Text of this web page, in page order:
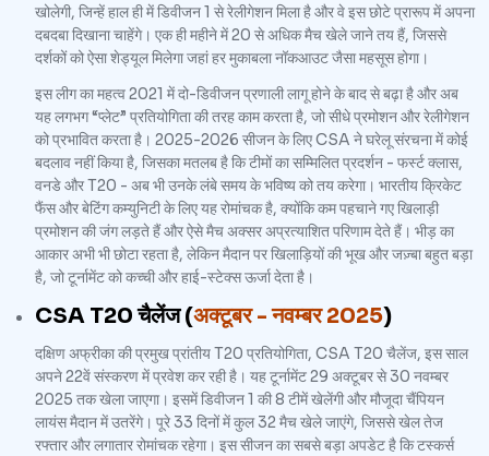
खोलेगी, जिन्हें हाल ही में डिवीजन 1 से रेलीगेशन मिला है और वे इस छोटे प्रारूप में अपना
दबदबा दिखाना चाहेंगे। एक ही महीने में 20 से अधिक मैच खेले जाने तय हैं, जिससे
दर्शकों को ऐसा शेड्यूल मिलेगा जहां हर मुकाबला नॉकआउट जैसा महसूस होगा।
इस लीग का महत्व 2021 में दो-डिवीजन प्रणाली लागू होने के बाद से बढ़ा है और अब
यह लगभग “प्लेट” प्रतियोगिता की तरह काम करता है, जो सीधे प्रमोशन और रेलीगेशन
को प्रभावित करता है। 2025-2026 सीजन के लिए CSA ने घरेलू संरचना में कोई
बदलाव नहीं किया है, जिसका मतलब है कि टीमों का सम्मिलित प्रदर्शन - फर्स्ट क्लास,
वनडे और T20 - अब भी उनके लंबे समय के भविष्य को तय करेगा। भारतीय क्रिकेट
फैंस और बेटिंग कम्युनिटी के लिए यह रोमांचक है, क्योंकि कम पहचाने गए खिलाड़ी
प्रमोशन की जंग लड़ते हैं और ऐसे मैच अक्सर अप्रत्याशित परिणाम देते हैं। भीड़ का
आकार अभी भी छोटा रहता है, लेकिन मैदान पर खिलाड़ियों की भूख और जज़्बा बहुत बड़ा
है, जो टूर्नामेंट को कच्ची और हाई-स्टेक्स ऊर्जा देता है।
CSA T20 चैलेंज (अक्टूबर - नवम्बर 2025)
दक्षिण अफ्रीका की प्रमुख प्रांतीय T20 प्रतियोगिता, CSA T20 चैलेंज, इस साल
अपने 22वें संस्करण में प्रवेश कर रही है। यह टूर्नामेंट 29 अक्टूबर से 30 नवम्बर
2025 तक खेला जाएगा। इसमें डिवीजन 1 की 8 टीमें खेलेंगी और मौजूदा चैंपियन
लायंस मैदान में उतरेंगे। पूरे 33 दिनों में कुल 32 मैच खेले जाएंगे, जिससे खेल तेज
रफ्तार और लगातार रोमांचक रहेगा। इस सीजन का सबसे बड़ा अपडेट है कि टस्कर्स